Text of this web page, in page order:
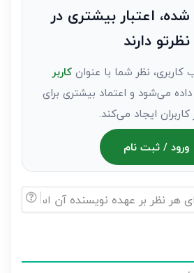
شده، اعتبار بیشتری در
نظرتو دارند
کاربری، نظر شما با عنوانکاربر
می‌شود و اعتماد بیشتری برای
ایجاد می‌کند.
ورود / ثبت نام